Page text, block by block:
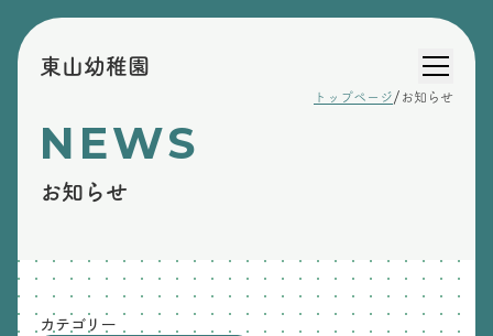
東山幼稚園
トップページ/ お知らせ
NEWS
お知らせ
カテゴリー